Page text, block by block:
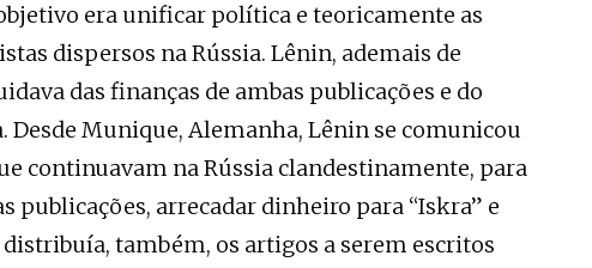
era unificar política e teoricamente as
dispersos na Rússia. Lênin, ademais de
das finanças de ambas publicações e do
Desde Munique, Alemanha, Lênin se comunicou
continuavam na Rússia clandestinamente, para
publicações, arrecadar dinheiro para “Iskra” e
também, os artigos a serem escritos